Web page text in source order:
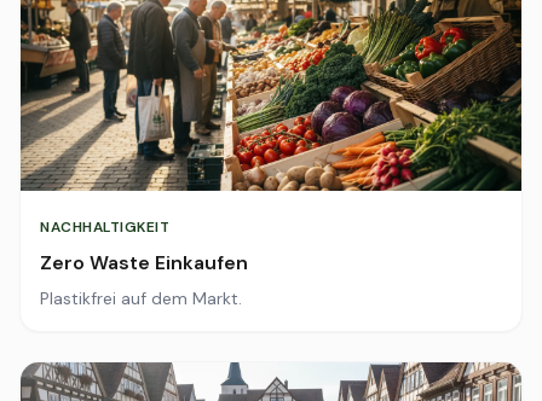
NACHHALTIGKEIT
Zero Waste Einkaufen
Plastikfrei auf dem Markt.